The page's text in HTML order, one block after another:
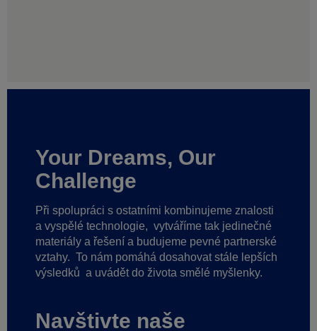
Your Dreams, Our
Challenge
Při spolupráci s ostatními kombinujeme znalosti
a vyspělé technologie, vytváříme tak jedinečné
materiály a řešení a budujeme pevné partnerské
vztahy. To nám pomáhá dosahovat stále lepších
výsledků a uvádět do života smělé myšlenky.
Navštivte naše